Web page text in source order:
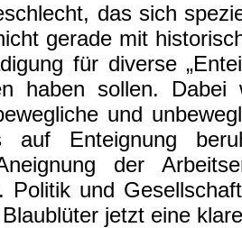
das sich
gerade mit
für diverse
haben sollen. Dabei
und
auf Enteignung
der
Politik und
jetzt eine